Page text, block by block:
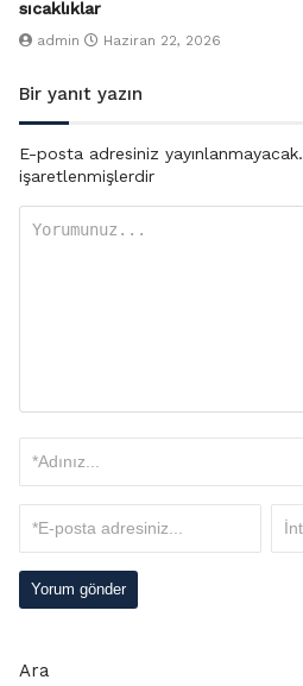
sıcaklıklar
admin Haziran 22, 2026
Bir yanıt yazın
E-posta adresiniz yayınlanmayacak.
işaretlenmişlerdir
Ara